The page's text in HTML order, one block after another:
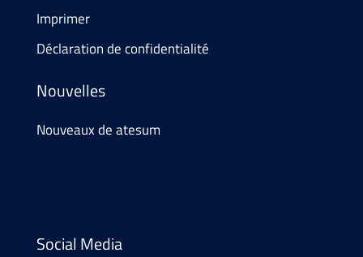
Imprimer
Déclaration de confidentialité
Nouvelles
Nouveaux de atesum
Social Media